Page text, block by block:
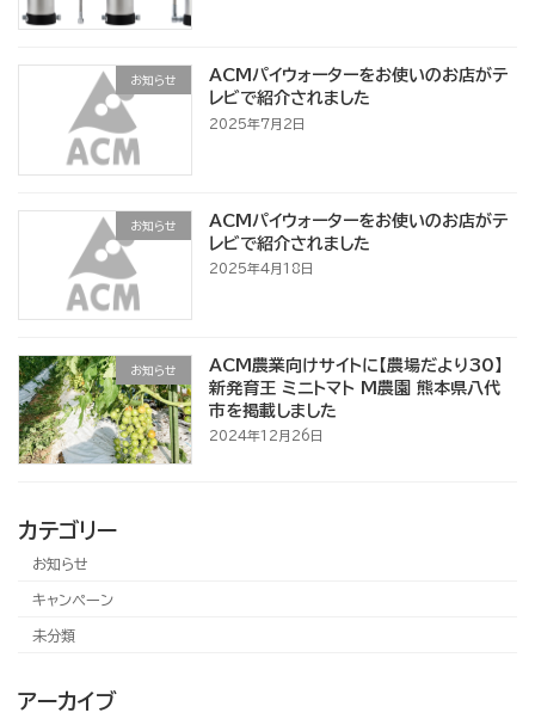
お知らせ
ACMパイウォーターをお使いのお店がテ
レビで紹介されました
2025年7月2日
お知らせ
ACMパイウォーターをお使いのお店がテ
レビで紹介されました
2025年4月18日
お知らせ
ACM農業向けサイトに【農場だより30】
新発育王 ミニトマト M農園 熊本県八代
市を掲載しました
2024年12月26日
カテゴリー
お知らせ
キャンペーン
未分類
アーカイブ